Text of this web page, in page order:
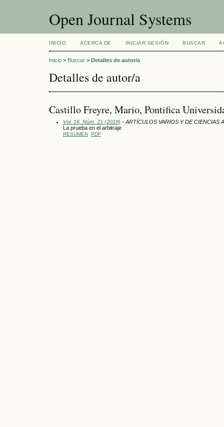
Open Journal Systems
INICIO ACERCA DE INICIAR SESIÓN BUSCAR
Inicio > Buscar > Detalles de autor/a
Detalles de autor/a
Castillo Freyre, Mario, Pontifica
Vol. 16, Núm. 21 (2018) - ARTÍCULOS VARIOS Y DE CIENCIAS
La prueba en el arbitraje
RESUMEN PDF